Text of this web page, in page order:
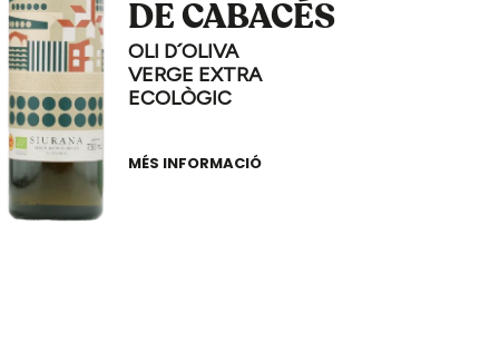
DE CABACÉS
OLI D´OLIVA
VERGE EXTRA
ECOLÒGIC
MÉS INFORMACIÓ